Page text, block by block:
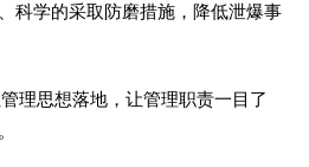
科学的采取防磨措施，降低泄爆事
理思想落地，让管理职责一目了